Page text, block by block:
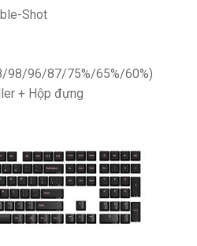
Shot
98/96/87/75%/65%/60%)
+ Hộp đựng